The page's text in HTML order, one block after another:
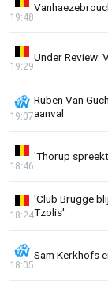
19:48
Under Review:
19:29
Ruben Van
aanval
19:07
'Thorup
18:46
'Club Brugge
Tzolis'
18:24
Sam Kerkhofs
18:05